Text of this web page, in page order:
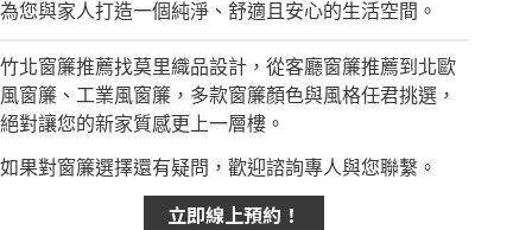
為您與家人打造一個純淨、舒適且安心的生活空間。
竹北窗簾推薦找莫里織品設計，從客廳窗簾推薦到北歐
風窗簾、工業風窗簾，多款窗簾顏色與風格任君挑選，
絕對讓您的新家質感更上一層樓。
如果對窗簾選擇還有疑問，歡迎諮詢專人與您聯繫。
立即線上預約！